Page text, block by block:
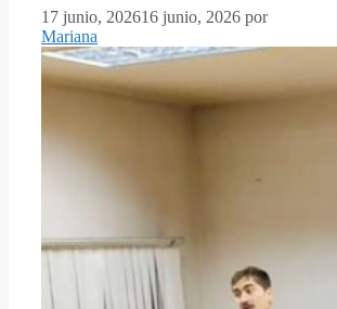
17 junio, 202616 junio, 2026 por
Mariana